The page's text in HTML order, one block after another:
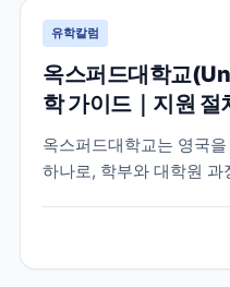
유학칼럼
옥스퍼드대학교
학 가이드｜지원 절
옥스퍼드대학교는 영국
하나로, 학부와 대학원 과